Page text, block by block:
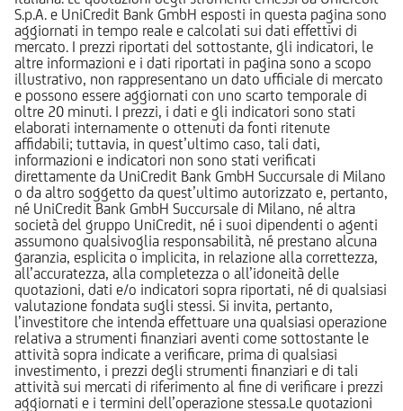
S.p.A. e UniCredit Bank GmbH esposti in questa pagina sono
aggiornati in tempo reale e calcolati sui dati effettivi di
mercato. I prezzi riportati del sottostante, gli indicatori, le
altre informazioni e i dati riportati in pagina sono a scopo
illustrativo, non rappresentano un dato ufficiale di mercato
e possono essere aggiornati con uno scarto temporale di
oltre 20 minuti. I prezzi, i dati e gli indicatori sono stati
elaborati internamente o ottenuti da fonti ritenute
affidabili; tuttavia, in quest’ultimo caso, tali dati,
informazioni e indicatori non sono stati verificati
direttamente da UniCredit Bank GmbH Succursale di Milano
o da altro soggetto da quest’ultimo autorizzato e, pertanto,
né UniCredit Bank GmbH Succursale di Milano, né altra
società del gruppo UniCredit, né i suoi dipendenti o agenti
assumono qualsivoglia responsabilità, né prestano alcuna
garanzia, esplicita o implicita, in relazione alla correttezza,
all’accuratezza, alla completezza o all’idoneità delle
quotazioni, dati e/o indicatori sopra riportati, né di qualsiasi
valutazione fondata sugli stessi. Si invita, pertanto,
l’investitore che intenda effettuare una qualsiasi operazione
relativa a strumenti finanziari aventi come sottostante le
attività sopra indicate a verificare, prima di qualsiasi
investimento, i prezzi degli strumenti finanziari e di tali
attività sui mercati di riferimento al fine di verificare i prezzi
aggiornati e i termini dell’operazione stessa.Le quotazioni